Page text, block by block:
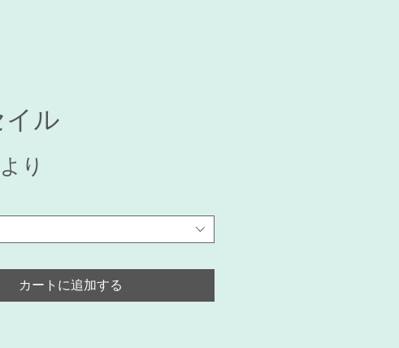
ル
より
ル
価
格
カートに追加する